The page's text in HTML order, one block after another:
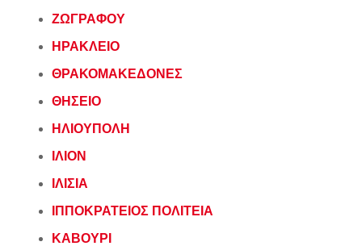
ΖΩΓΡΑΦΟΥ
ΗΡΑΚΛΕΙΟ
ΘΡΑΚΟΜΑΚΕΔΟΝΕΣ
ΘΗΣΕΙΟ
ΗΛΙΟΥΠΟΛΗ
ΙΛΙΟΝ
ΙΛΙΣΙΑ
ΙΠΠΟΚΡΑΤΕΙΟΣ ΠΟΛΙΤΕΙΑ
ΚΑΒΟΥΡΙ